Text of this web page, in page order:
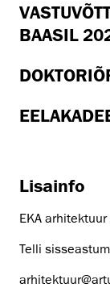
BAASIL
Lisainfo
EKA
Telli